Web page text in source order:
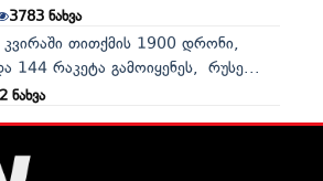
3783ნახვა
თითქმის 1900 დრონი,
144 რაკეტა გამოიყენეს, რუსე...
ნახვა